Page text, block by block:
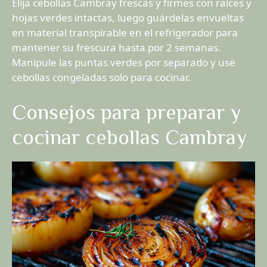
hojas verdes intactas, luego guárdelas envueltas
en material transpirable en el refrigerador para
mantener su frescura hasta por 2 semanas.
Manipule las puntas verdes por separado y use
cebollas congeladas solo para cocinar.
Consejos para preparar y
cocinar cebollas Cambray